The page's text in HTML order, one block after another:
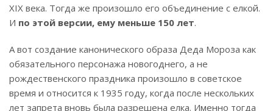
XIX века. Тогда же произошло его объединение с елкой.
И по этой версии, ему меньше 150 лет.
А вот создание канонического образа Деда Мороза как
обязательного персонажа новогоднего, а не
рождественского праздника произошло в советское
время и относится к 1935 году, когда после нескольких
лет запрета вновь была разрешена елка. Именно тогда